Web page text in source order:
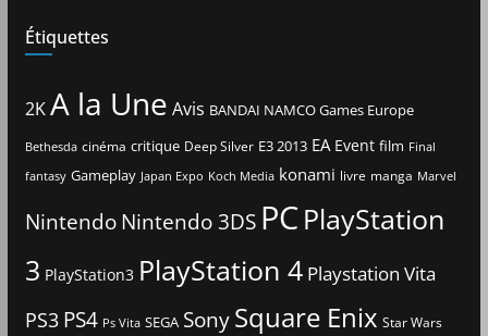
Étiquettes
2KA la Une Avis BANDAI NAMCO Games Europe
Bethesda cinéma critique Deep Silver E3 2013 EA Event film Final
fantasy Gameplay Japan Expo Koch Media konami livre manga Marvel
Nintendo Nintendo 3DS PCPlayStation
3 PlayStation3 PlayStation 4 Playstation Vita
PS3 PS4 Ps Vita SEGA Sony Square Enix Star Wars